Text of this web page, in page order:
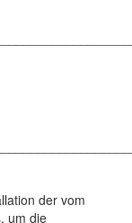
der vom
um die